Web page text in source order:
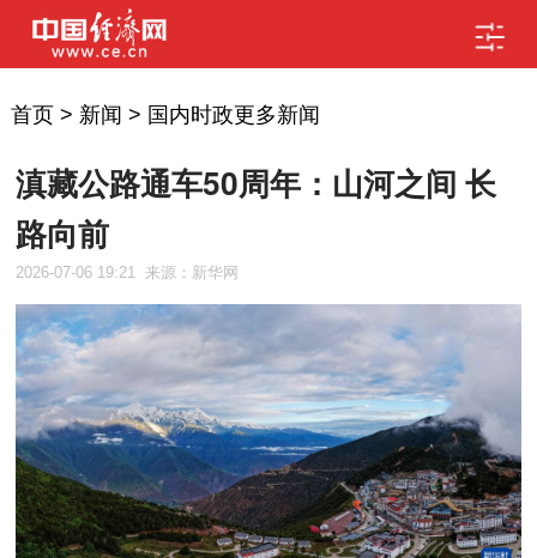
首页> 新闻 > 国内时政更多新闻
滇藏公路通车50周年：山河之间 长
路向前
2026-07-06 19:21 来源：新华网